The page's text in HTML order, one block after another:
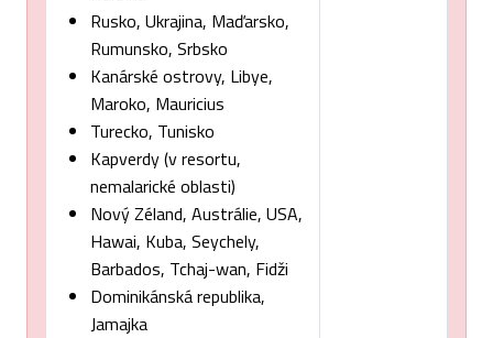
Rusko, Ukrajina, Maďarsko,
Rumunsko, Srbsko
Kanárské ostrovy, Libye,
Maroko, Mauricius
Turecko, Tunisko
Kapverdy (v resortu,
nemalarické oblasti)
Nový Zéland, Austrálie, USA,
Hawai, Kuba, Seychely,
Barbados, Tchaj-wan, Fidži
Dominikánská republika,
Jamajka